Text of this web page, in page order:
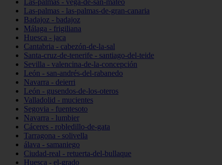
Las-palmas - vega-de-san-mateo
Las-palmas - las-palmas-de-gran-canaria
Badajoz - badajoz
Málaga - frigiliana
Huesca - jaca
Cantabria - cabezón-de-la-sal
Santa-cruz-de-tenerife - santiago-del-teide
Sevilla - valencina-de-la-concepción
León - san-andrés-del-rabanedo
Navarra - deierri
León - gusendos-de-los-oteros
Valladolid - mucientes
Segovia - fuentesoto
Navarra - lumbier
Cáceres - robledillo-de-gata
Tarragona - solivella
álava - samaniego
Ciudad-real - retuerta-del-bullaque
Huesca - el-grado